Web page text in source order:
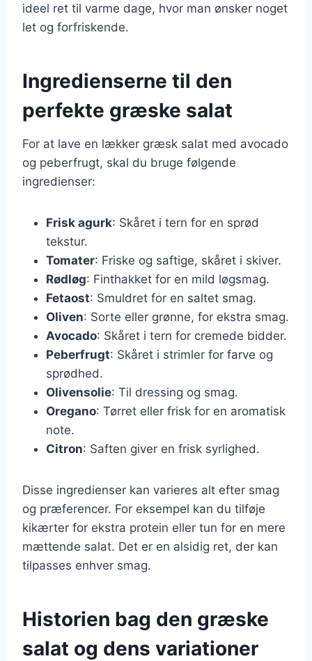
ideel ret til varme dage, hvor man ønsker noget
let og forfriskende.
Ingredienserne til den
perfekte græske salat
For at lave en lækker græsk salat med avocado
og peberfrugt, skal du bruge følgende
ingredienser:
Frisk agurk: Skåret i tern for en sprød
tekstur.
Tomater: Friske og saftige, skåret i skiver.
Rødløg: Finthakket for en mild løgsmag.
Fetaost: Smuldret for en saltet smag.
Oliven: Sorte eller grønne, for ekstra smag.
Avocado: Skåret i tern for cremede bidder.
Peberfrugt: Skåret i strimler for farve og
sprødhed.
Olivensolie: Til dressing og smag.
Oregano: Tørret eller frisk for en aromatisk
note.
Citron: Saften giver en frisk syrlighed.
Disse ingredienser kan varieres alt efter smag
og præferencer. For eksempel kan du tilføje
kikærter for ekstra protein eller tun for en mere
mættende salat. Det er en alsidig ret, der kan
tilpasses enhver smag.
Historien bag den græske
salat og dens variationer